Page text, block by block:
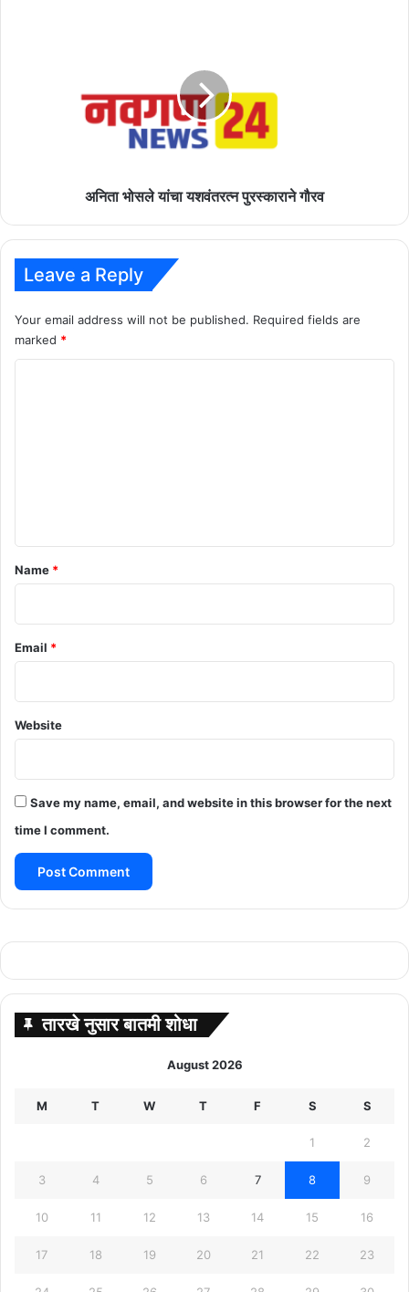
अनिता भोसले यांचा यशवंतरत्न पुरस्काराने गौरव
Leave a Reply
Your email address will not be published. Required fields are
marked *
*
Name *
Email *
Website
Save my name, email, and website in this browser for the next
time I comment.
तारखे नुसार बातमी शोधा
August 2026
M T W T F S S
1 2
3 4 5 6 7 8 9
10 11 12 13 14 15 16
17 18 19 20 21 22 23